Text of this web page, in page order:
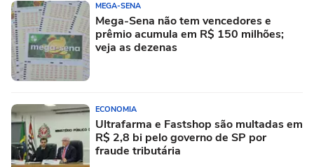
MEGA-SENA
Mega-Sena não tem vencedores e
prêmio acumula em R$ 150 milhões;
veja as dezenas
ECONOMIA
Ultrafarma e Fastshop são multadas em
R$ 2,8 bi pelo governo de SP por
fraude tributária